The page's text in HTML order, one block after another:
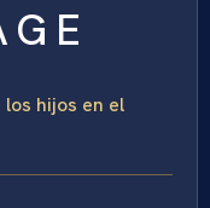
hijos en el